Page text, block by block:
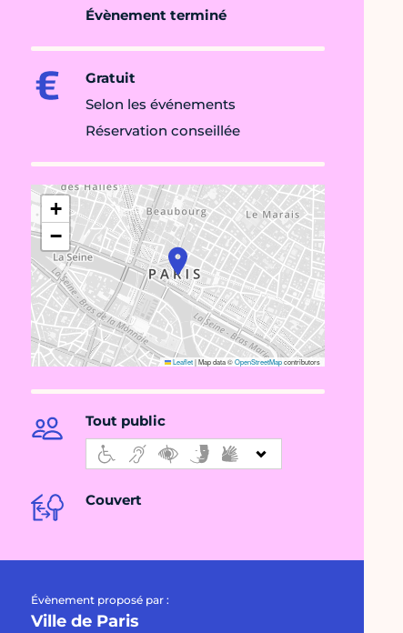
Évènement terminé
Gratuit
Selon les événements
Réservation conseillée
+
−
Leaflet|Map data ©OpenStreetMapcontributors
Tout public
Couvert
Évènement proposé par :
Ville de Paris